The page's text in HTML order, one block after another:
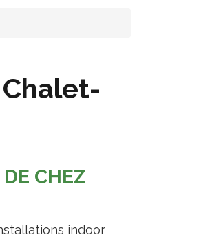
CHEZ
indoor